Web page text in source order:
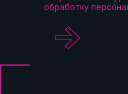
обработку